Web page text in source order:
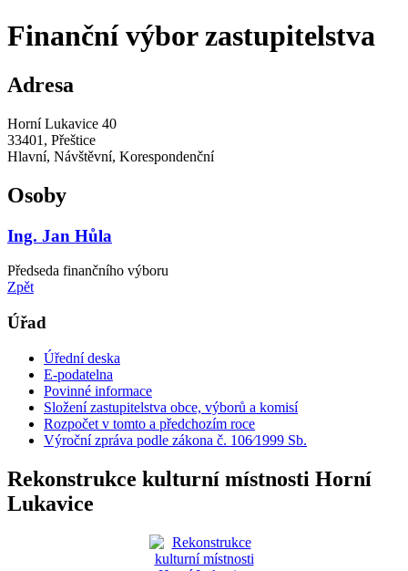
Finanční výbor zastupitelstva
Adresa
Horní Lukavice 40
33401, Přeštice
Hlavní, Návštěvní, Korespondenční
Osoby
Ing. Jan Hůla
Předseda finančního výboru
Zpět
Úřad
Úřední deska
E-podatelna
Povinné informace
Složení zastupitelstva obce, výborů a komisí
Rozpočet v tomto a předchozím roce
Výroční zpráva podle zákona č. 106⁄1999 Sb.
Rekonstrukce kulturní místnosti Horní
Lukavice